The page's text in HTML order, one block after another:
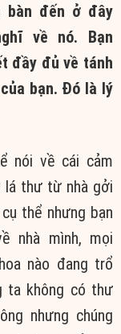
bàn đến ở đây
về nó. Bạn
đầy đủ về tánh
bạn. Đó là lý
nói về cái cảm
lá thư từ nhà gởi
thể nhưng bạn
nhà mình, mọi
nào đang trổ
ta không có thư
nhưng chúng